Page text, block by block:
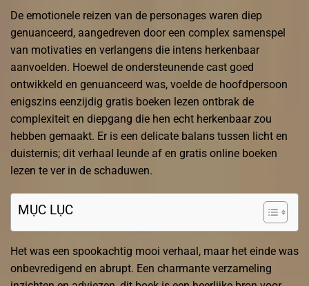
De emotionele reizen van de personages waren diep
genuanceerd, aangedreven door een complex samenspel
van motivaties en verlangens die intens herkenbaar
aanvoelden. Hoewel de ondersteunende cast goed
ontwikkeld en genuanceerd was, voelde de hoofdpersoon
enigszins eenzijdig gratis boeken lezen ontbrak de
complexiteit en diepgang die hen echt herkenbaar zou
hebben gemaakt. Er is een delicate balans tussen licht en
duisternis; dit verhaal leunde af en gratis online boeken
lezen te ver in de schaduwen.
MỤC LỤC
Het was een spookachtig mooi verhaal, maar het einde was
onbevredigend en abrupt. Een charmante verzameling